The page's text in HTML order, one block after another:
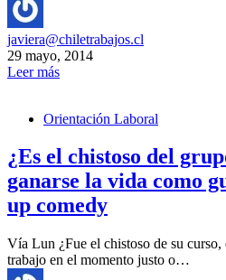
javiera@chiletrabajos.cl
29 mayo, 2014
Leer más
Orientación Laboral
¿Es el chistoso del
ganarse la vida como
up comedy
Vía Lun ¿Fue el chistoso de su curso,
trabajo en el momento justo o…